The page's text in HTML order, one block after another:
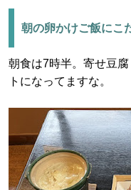
朝の卵かけご飯にこ
朝食は7時半。寄せ豆
トになってますな。